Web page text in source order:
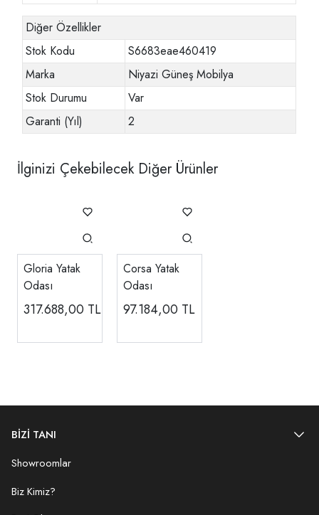
Diğer Özellikler
Stok Kodu
S6683eae460419
Marka
Niyazi Güneş Mobilya
Stok Durumu
Var
Garanti (Yıl)
2
İlginizi Çekebilecek Diğer Ürünler
Gloria Yatak
Odası
317.688,00 TL
Corsa Yatak
Odası
97.184,00 TL
BİZİ TANI
Showroomlar
Biz Kimiz?